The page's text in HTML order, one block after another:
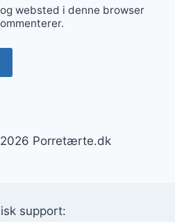
websted i denne browser
Porretærte.dk
support: